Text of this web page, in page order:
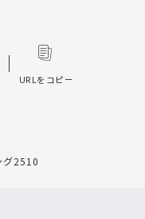
URLをコピー
グ2510